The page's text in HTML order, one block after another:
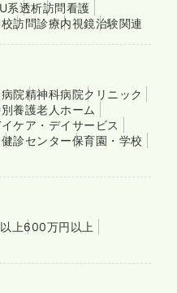
系透析訪問看護
訪問診療内視鏡治験関連
院精神科病院クリニック
養護老人ホーム
ケア・デイサービス
健診センター保育園・学校
上600万円以上